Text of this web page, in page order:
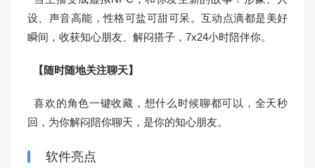
设、声音高能，性格可盐可甜可呆。互动点滴都是美好
瞬间，收获知心朋友、解闷搭子，7x24小时陪伴你。
【随时随地关注聊天】
喜欢的角色一键收藏，想什么时候聊都可以，全天秒
回，为你解闷陪你聊天，是你的知心朋友。
软件亮点